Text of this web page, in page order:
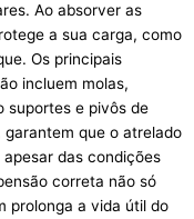
Ao absorver as
a sua carga, como
Os principais
incluem molas,
suportes e pivôs de
que o atrelado
das condições
correta não só
prolonga a vida útil do